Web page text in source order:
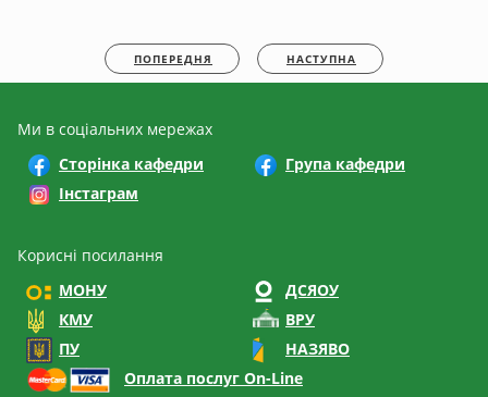
ПОПЕРЕДНЯ НАСТУПНА
Ми в соціальних мережах
Сторінка кафедри
Група кафедри
Інстаграм
Корисні посилання
МОНУ
ДСЯОУ
КМУ
ВРУ
ПУ
НАЗЯВО
Оплата послуг On-Line